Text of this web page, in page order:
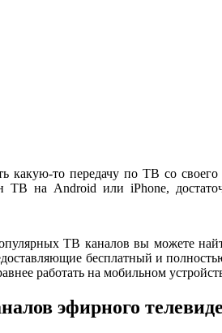
какую-то передачу по ТВ со
ТВ на Android или iPhone,
ТВ каналов вы можете
бесплатный и
работать на мобильном
эфирного